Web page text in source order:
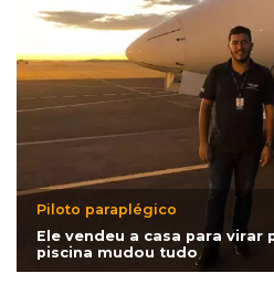
Piloto paraplégico
Ele vendeu a casa para virar
piscina mudou tudo